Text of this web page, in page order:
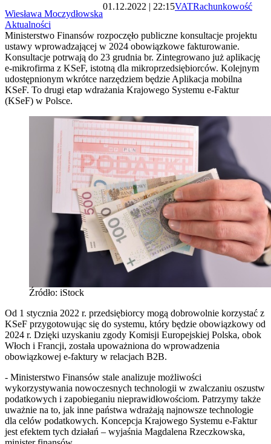
Wiesława Moczydłowska
01.12.2022 | 22:15VATRachunkowość
Aktualności
Ministerstwo Finansów rozpoczęło publiczne konsultacje projektu
ustawy wprowadzającej w 2024 obowiązkowe fakturowanie.
Konsultacje potrwają do 23 grudnia br. Zintegrowano już aplikację
e-mikrofirma z KSeF, istotną dla mikroprzedsiębiorców. Kolejnym
udostępnionym wkrótce narzędziem będzie Aplikacja mobilna
KSeF. To drugi etap wdrażania Krajowego Systemu e-Faktur
(KSeF) w Polsce.
Źródło: iStock
Od 1 stycznia 2022 r. przedsiębiorcy mogą dobrowolnie korzystać z
KSeF przygotowując się do systemu, który będzie obowiązkowy od
2024 r. Dzięki uzyskaniu zgody Komisji Europejskiej Polska, obok
Włoch i Francji, została upoważniona do wprowadzenia
obowiązkowej e-faktury w relacjach B2B.
- Ministerstwo Finansów stale analizuje możliwości
wykorzystywania nowoczesnych technologii w zwalczaniu oszustw
podatkowych i zapobieganiu nieprawidłowościom. Patrzymy także
uważnie na to, jak inne państwa wdrażają najnowsze technologie
dla celów podatkowych. Koncepcja Krajowego Systemu e-Faktur
jest efektem tych działań – wyjaśnia Magdalena Rzeczkowska,